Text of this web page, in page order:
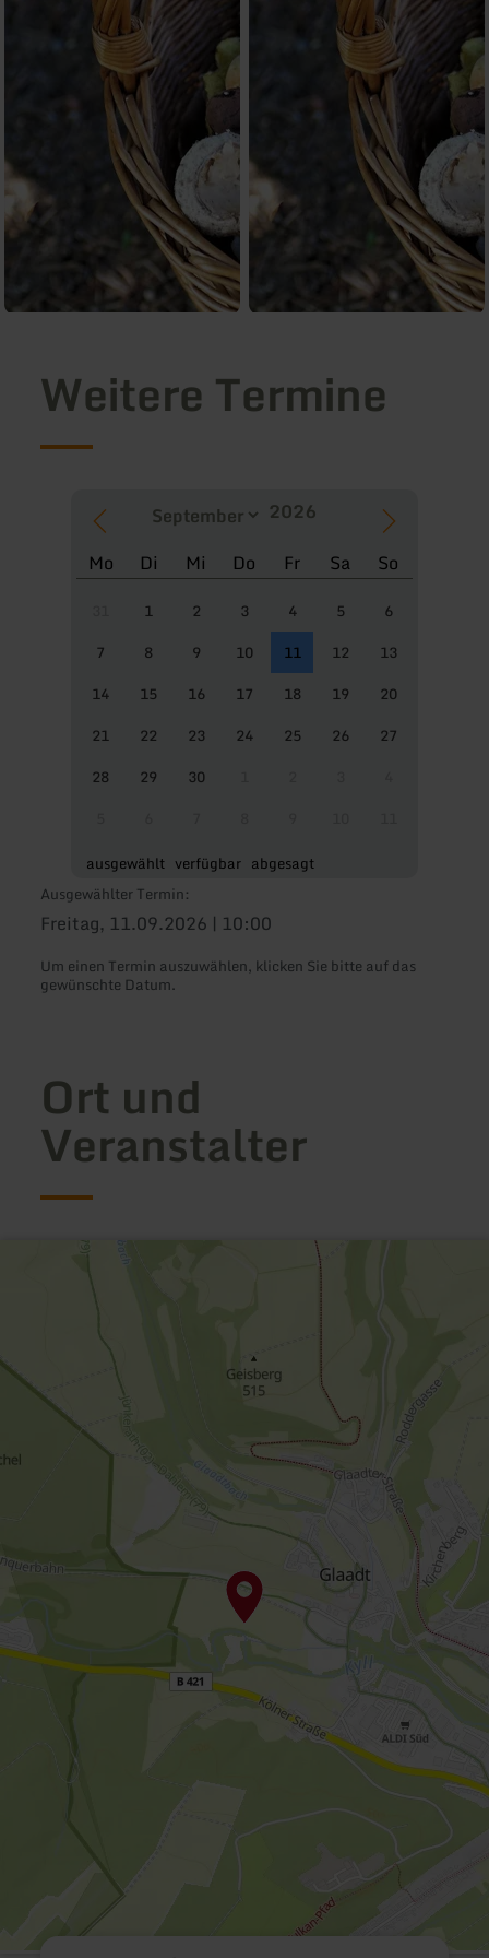
Weitere Termine
Mo Di Mi Do Fr Sa So
1 2 3 4 5
6
7
8 9 10 11 12
13
14
15 16 17 18 19
20
21
22 23 24 25 26
27
28
29 30
ausgewählt verfügbar abgesagt
Ausgewählter Termin:
Freitag, 11.09.2026 | 10:00
Um einen Termin auszuwählen, klicken Sie bitte auf das
gewünschte Datum.
Ort und
Veranstalter